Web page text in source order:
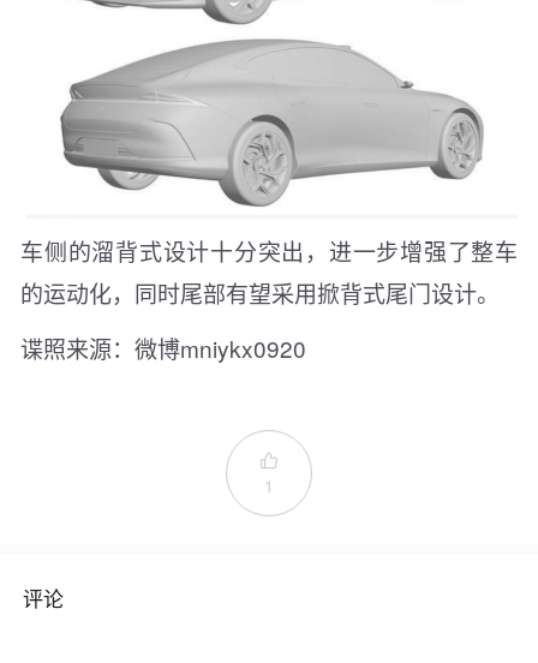
车侧的溜背式设计十分突出，进一步增强了整车
的运动化，同时尾部有望采用掀背式尾门设计。
谍照来源：微博mniykx0920

1
评论